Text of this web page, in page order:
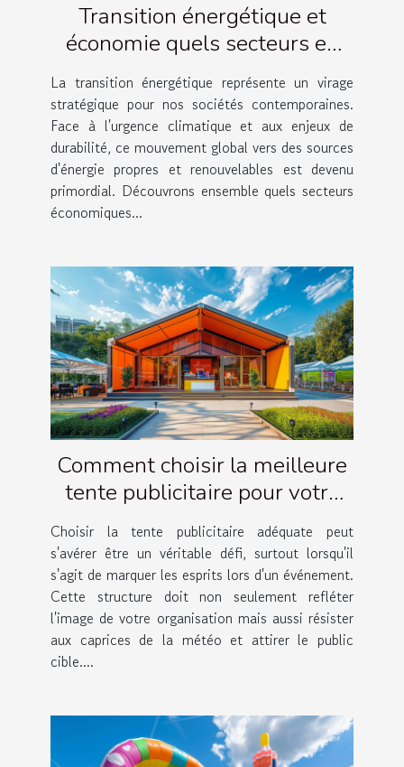
Transition énergétique et
économie quels secteurs en
bénéficieront le plus
La transition énergétique représente un virage
stratégique pour nos sociétés contemporaines.
Face à l'urgence climatique et aux enjeux de
durabilité, ce mouvement global vers des sources
d'énergie propres et renouvelables est devenu
primordial. Découvrons ensemble quels secteurs
économiques...
Comment choisir la meilleure
tente publicitaire pour votre
événement
Choisir la tente publicitaire adéquate peut
s'avérer être un véritable défi, surtout lorsqu'il
s'agit de marquer les esprits lors d'un événement.
Cette structure doit non seulement refléter
l'image de votre organisation mais aussi résister
aux caprices de la météo et attirer le public
cible....